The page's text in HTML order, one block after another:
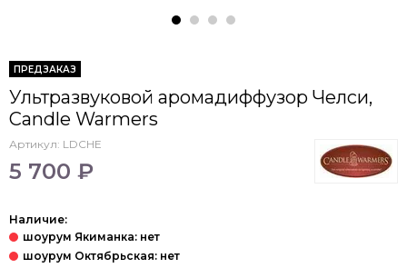
ПРЕДЗАКАЗ
Ультразвуковой аромадиффузор Челси,
Candle Warmers
Артикул: LDCHE
5 700 ₽
Наличие: